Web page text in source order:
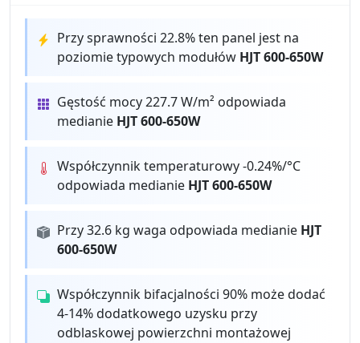
Przy sprawności 22.8% ten panel jest na
poziomie typowych modułów HJT 600-650W
Gęstość mocy 227.7 W/m² odpowiada
medianie HJT 600-650W
Współczynnik temperaturowy -0.24%/°C
odpowiada medianie HJT 600-650W
Przy 32.6 kg waga odpowiada medianie HJT
600-650W
Współczynnik bifacjalności 90% może dodać
4-14% dodatkowego uzysku przy
odblaskowej powierzchni montażowej